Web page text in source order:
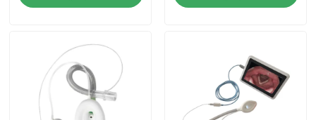
VR প্রদর্শন